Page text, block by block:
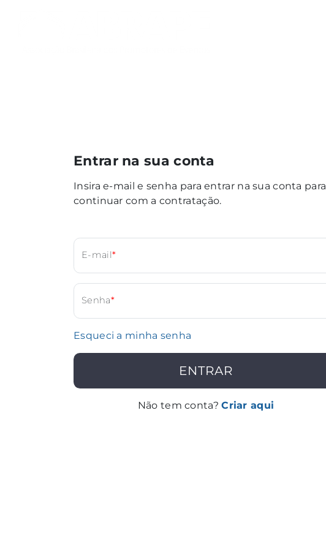
Entrar na sua conta
Insira e-mail e senha para entrar na sua conta para
continuar com a contratação.
E-mail*
Senha*
Esqueci a minha senha
ENTRAR
Não tem conta?Criar aqui